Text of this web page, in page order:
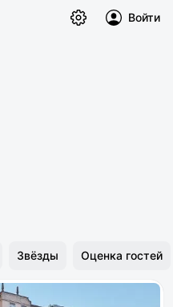
Войти
Звёзды Оценка гостей